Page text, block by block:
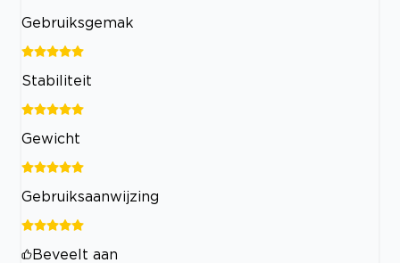
Gebruiksgemak
Stabiliteit
Gewicht
Gebruiksaanwijzing
Beveelt aan